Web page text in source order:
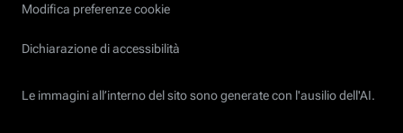
Modifica preferenze cookie
Dichiarazione di accessibilità
Le immagini all’interno del sito sono generate con l'ausilio dell'AI.